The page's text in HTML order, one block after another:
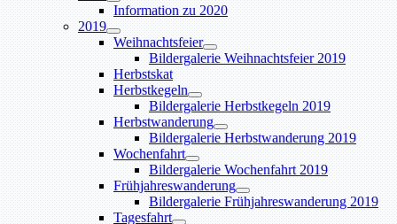
Information zu 2020
2019
Weihnachtsfeier
Bildergalerie Weihnachtsfeier 2019
Herbstskat
Herbstkegeln
Bildergalerie Herbstkegeln 2019
Herbstwanderung
Bildergalerie Herbstwanderung 2019
Wochenfahrt
Bildergalerie Wochenfahrt 2019
Frühjahreswanderung
Bildergalerie Frühjahreswanderung 2019
Tagesfahrt